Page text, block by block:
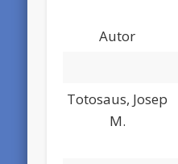
Autor
Totosaus, Josep
M.